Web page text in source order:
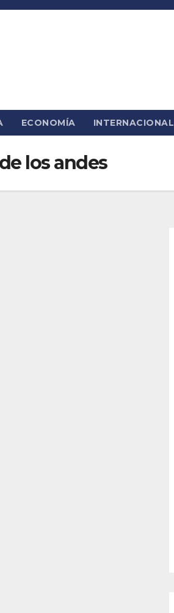
ECONOMÍA INTERNACIONAL
los andes